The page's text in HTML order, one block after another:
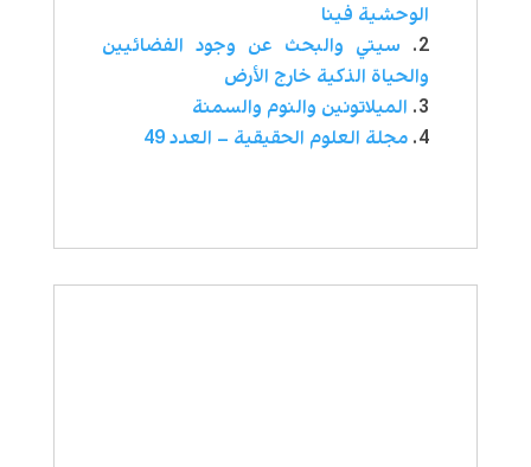
الوحشية فينا
سيتي والبحث عن وجود الفضائيين
والحياة الذكية خارج الأرض
الميلاتونين والنوم والسمنة
مجلة العلوم الحقيقية – العدد 49